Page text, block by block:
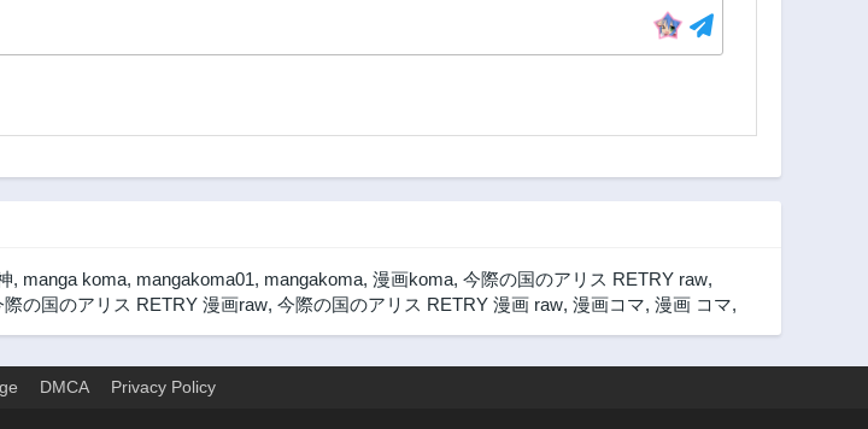
, manga koma, mangakoma01, mangakoma, 漫画koma, 今際の国のアリス RETRY raw,
際の国のアリス RETRY 漫画raw, 今際の国のアリス RETRY 漫画 raw, 漫画コマ, 漫画 コマ,
DMCA Privacy Policy